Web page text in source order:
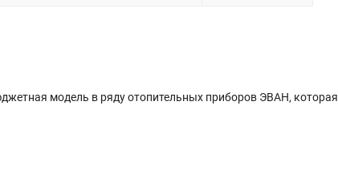
модель в ряду отопительных приборов ЭВАН, которая